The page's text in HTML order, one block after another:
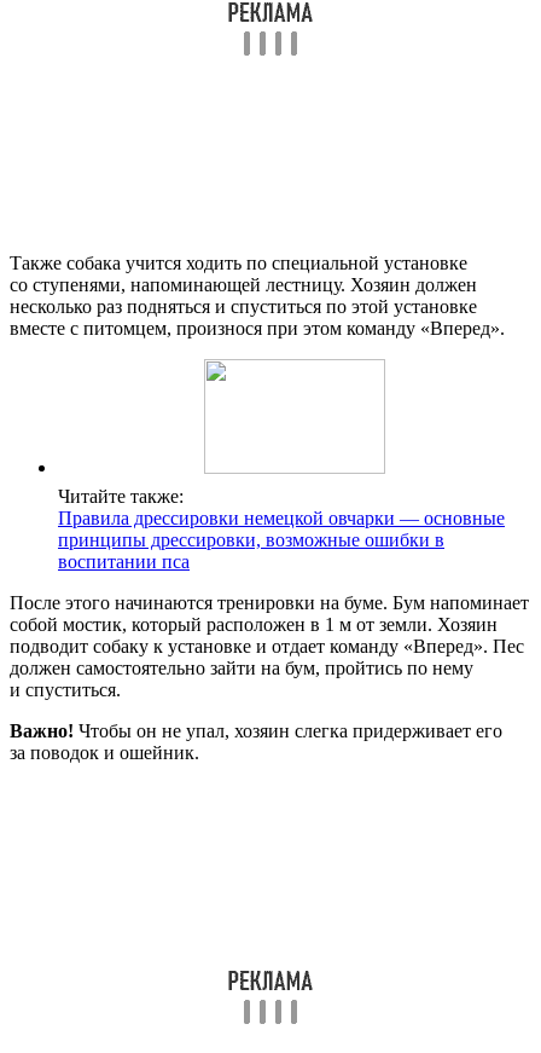
Также собака учится ходить по специальной установке
со ступенями, напоминающей лестницу. Хозяин должен
несколько раз подняться и спуститься по этой установке
вместе с питомцем, произнося при этом команду «Вперед».
Читайте также:
Правила дрессировки немецкой овчарки — основные
принципы дрессировки, возможные ошибки в
воспитании пса
После этого начинаются тренировки на буме. Бум напоминает
собой мостик, который расположен в 1 м от земли. Хозяин
подводит собаку к установке и отдает команду «Вперед». Пес
должен самостоятельно зайти на бум, пройтись по нему
и спуститься.
Важно! Чтобы он не упал, хозяин слегка придерживает его
за поводок и ошейник.